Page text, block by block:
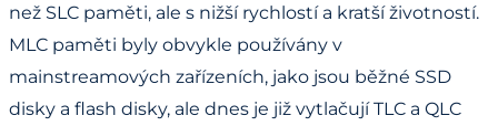
než SLC paměti, ale s nižší rychlostí a kratší životností.
MLC paměti byly obvykle používány v
mainstreamových zařízeních, jako jsou běžné SSD
disky a flash disky, ale dnes je již vytlačují TLC a QLC